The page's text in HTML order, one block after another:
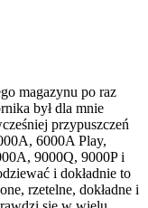
magazynu po raz
był dla mnie
przypuszczeń
6000A Play,
9000Q, 9000P i
i dokładnie to
rzetelne, dokładne i